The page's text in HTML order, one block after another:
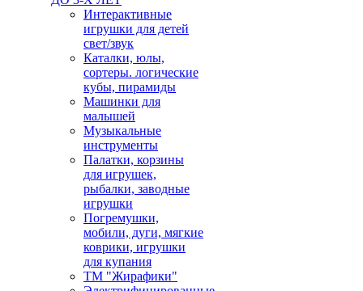
Интерактивные
игрушки для детей
свет/звук
Каталки, юлы,
сортеры. логические
кубы, пирамиды
Машинки для
малышей
Музыкальные
инструменты
Палатки, корзины
для игрушек,
рыбалки, заводные
игрушки
Погремушки,
мобили, дуги, мягкие
коврики, игрушки
для купания
ТМ "Жирафики"